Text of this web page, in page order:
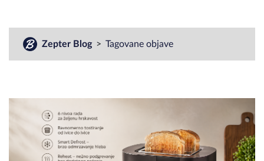
Zepter Blog Tagovane objave